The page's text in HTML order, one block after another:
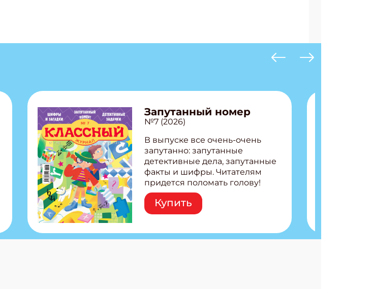
Запутанный номер
№7 (2026)
В выпуске все очень-очень
запутанно: запутанные
детективные дела, запутанные
факты и шифры. Читателям
придется поломать голову!
Внутри: Шифры и
расшифровки Плетем
запутанные поделки
Ищем коды 3 комикса
Купить